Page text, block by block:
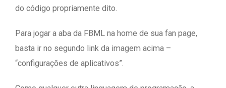
do código propriamente dito.
Para jogar a aba da FBML na home de sua fan page,
basta ir no segundo link da imagem acima –
“configurações de aplicativos”.